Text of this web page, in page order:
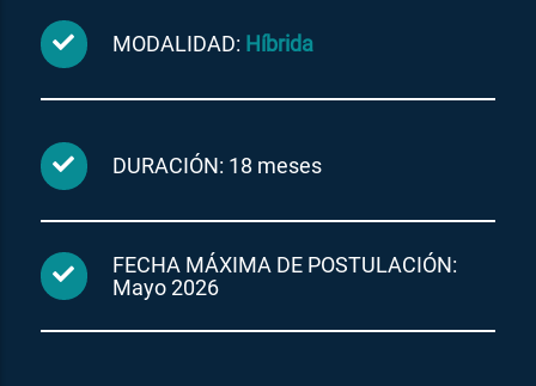
MODALIDAD: Híbrida
DURACIÓN: 18 meses
FECHA MÁXIMA DE POSTULACIÓN:
Mayo 2026